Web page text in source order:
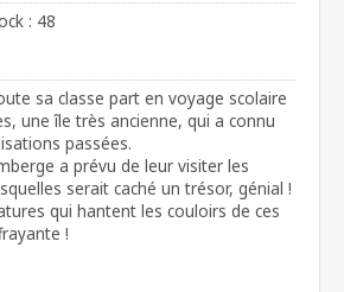
: 48
sa classe part en voyage scolaire
une île très ancienne, qui a connu
passées.
a prévu de leur visiter les
serait caché un trésor, génial !
qui hantent les couloirs de ces
!